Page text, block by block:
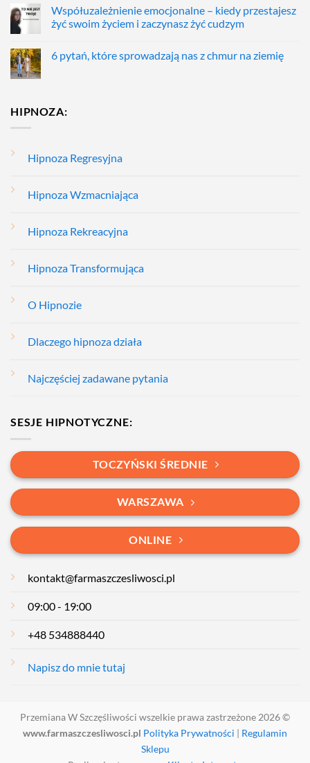
Współuzależnienie emocjonalne – kiedy przestajesz
żyć swoim życiem i zaczynasz żyć cudzym
6 pytań, które sprowadzają nas z chmur na ziemię
HIPNOZA:
Hipnoza Regresyjna
Hipnoza Wzmacniająca
Hipnoza Rekreacyjna
Hipnoza Transformująca
O Hipnozie
Dlaczego hipnoza działa
Najczęściej zadawane pytania
SESJE HIPNOTYCZNE:
TOCZYŃSKI ŚREDNIE
WARSZAWA
ONLINE
kontakt@farmaszczesliwosci.pl
09:00 - 19:00
+48 534888440
Napisz do mnie tutaj
Przemiana W Szczęśliwości wszelkie prawa zastrzeżone 2026 ©
www.farmaszczesliwosci.pl Polityka Prywatności | Regulamin
Sklepu